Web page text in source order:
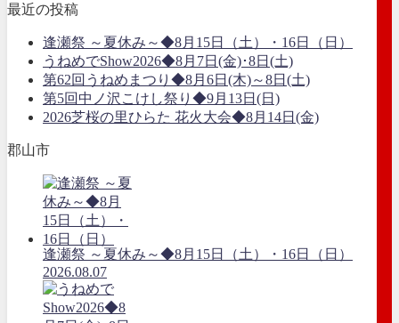
最近の投稿
逢瀬祭 ～夏休み～◆8月15日（土）・16日（日）
うねめでShow2026◆8月7日(金)･8日(土)
第62回うねめまつり◆8月6日(木)～8日(土)
第5回中ノ沢こけし祭り◆9月13日(日)
2026芝桜の里ひらた 花火大会◆8月14日(金)
郡山市
逢瀬祭 ～夏休み～◆8月15日（土）・16日（日）
2026.08.07